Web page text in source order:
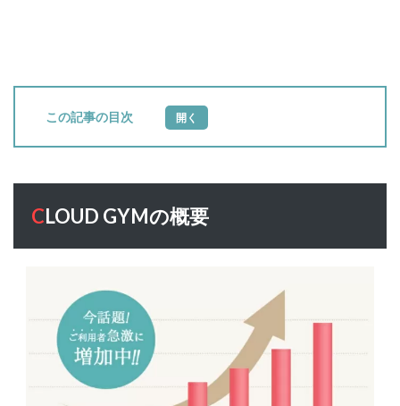
目次
2
CLOUD
2.1
徹底
した
カウ
ンセ
CLOUD GYMの概要